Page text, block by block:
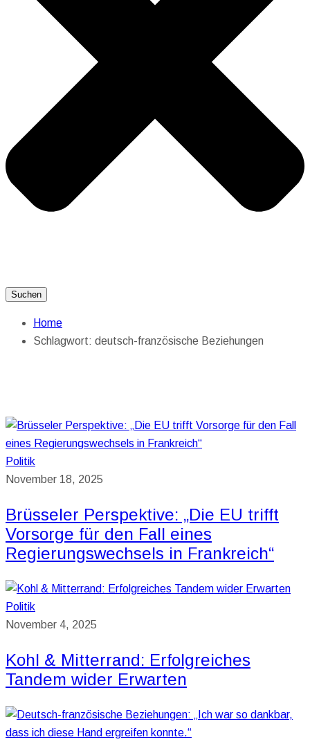
Suchen
Home
Schlagwort: deutsch-französische Beziehungen
Politik
November 18, 2025
Brüsseler Perspektive: „Die EU trifft
Vorsorge für den Fall eines
Regierungswechsels in Frankreich“
Politik
November 4, 2025
Kohl & Mitterrand: Erfolgreiches
Tandem wider Erwarten